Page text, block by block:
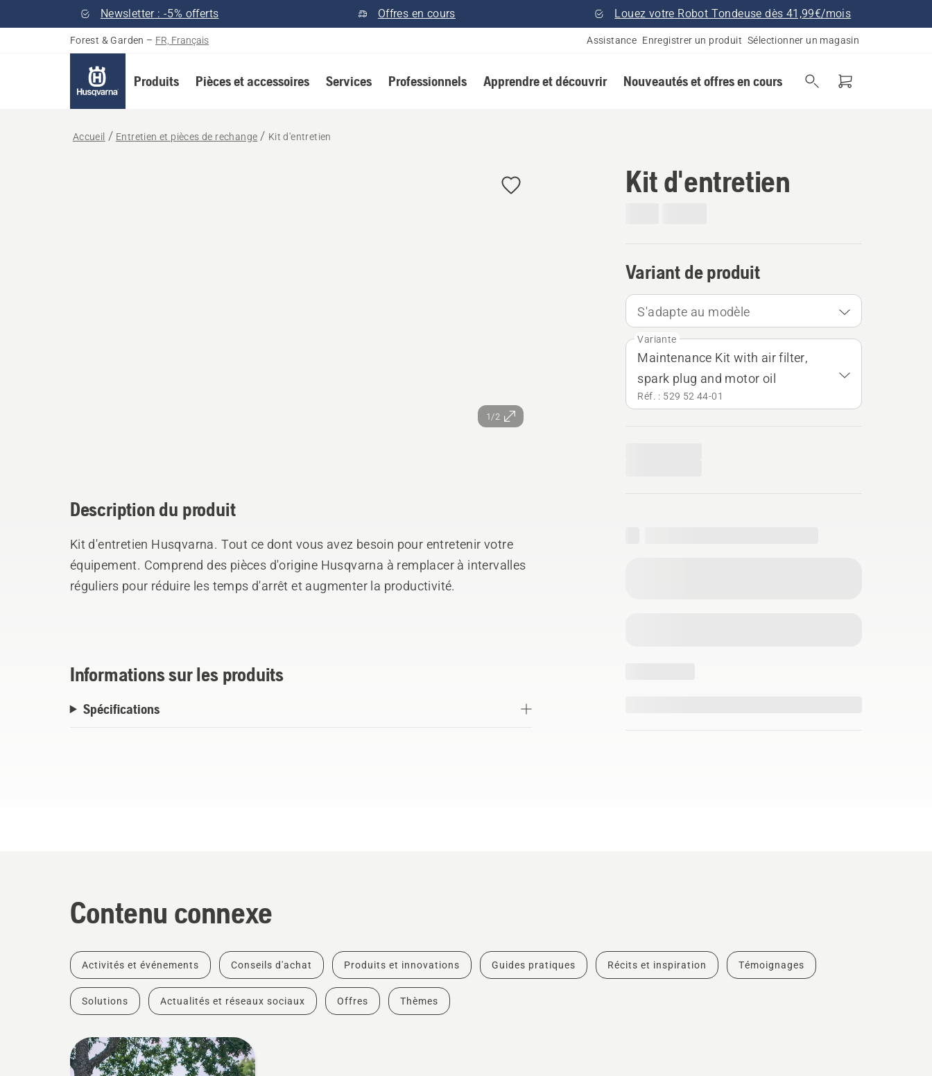
Newsletter : -5% offerts Offres en cours Louez votre Robot Tondeuse dès 41,99€/mois
Forest & Garden – FR, Français Assistance Enregistrer un produit Sélectionner un magasin
Produits Pièces et accessoires Services Professionnels Apprendre et découvrir Nouveautés et offres en cours
Accueil Entretien et pièces de rechange Kit d'entretien
1/2
Kit d'entretien
Variant de produit
S'adapte au modèle
Variante
Maintenance Kit with air filter,
spark plug and motor oil
Réf. : 529 52 44‑01
Description du produit
Kit d'entretien Husqvarna. Tout ce dont vous avez besoin pour entretenir votre
équipement. Comprend des pièces d'origine Husqvarna à remplacer à intervalles
réguliers pour réduire les temps d'arrêt et augmenter la productivité.
Informations sur les produits
Spécifications
Contenu connexe
Activités et événements Conseils d'achat Produits et innovations Guides pratiques Récits et inspiration Témoignages
Solutions Actualités et réseaux sociaux Offres Thèmes